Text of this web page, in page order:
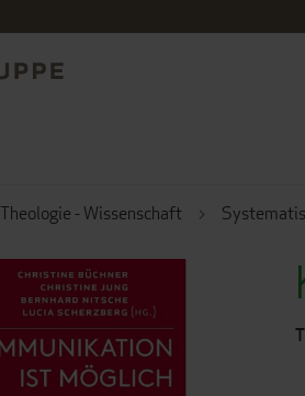
Theologie - Wissenschaft
ZUM
ENDE
DER
SPRINGEN